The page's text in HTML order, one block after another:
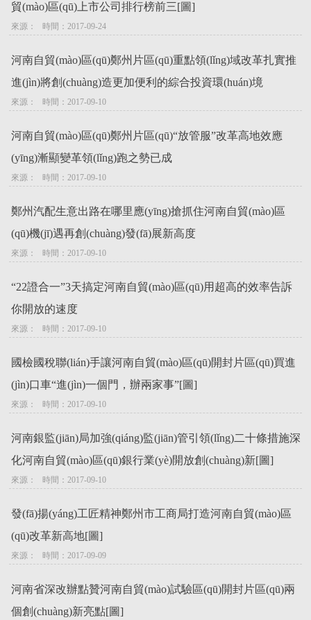
貿(mào)區(qū)上市公司排行榜前三[圖]
來源：   時間：2017-09-24
河南自貿(mào)區(qū)鄭州片區(qū)重點領(lǐng)域改革扎實推
進(jìn)將創(chuàng)造更加便利的綜合投資環(huán)境
來源：   時間：2017-09-10
河南自貿(mào)區(qū)鄭州片區(qū)“放管服”改革高地效應
(yīng)漸顯變革領(lǐng)跑之勢已成
來源：   時間：2017-09-10
鄭州汽配生意出路在哪里應(yīng)搶抓住河南自貿(mào)區
(qū)機(jī)遇再創(chuàng)發(fā)展新高度
來源：   時間：2017-09-10
“22證合一”3天搞定河南自貿(mào)區(qū)用超高的效率告訴
你開放的速度
來源：   時間：2017-09-10
國檢國稅聯(lián)手讓河南自貿(mào)區(qū)開封片區(qū)買進
(jìn)口車“進(jìn)一個門，辦兩家事”[圖]
來源：   時間：2017-09-10
河南銀監(jiān)局加強(qiáng)監(jiān)管引領(lǐng)二十條措施深
化河南自貿(mào)區(qū)銀行業(yè)開放創(chuàng)新[圖]
來源：   時間：2017-09-10
發(fā)揚(yáng)工匠精神鄭州市工商局打造河南自貿(mào)區
(qū)改革新高地[圖]
來源：   時間：2017-09-09
河南省深改辦點贊河南自貿(mào)試驗區(qū)開封片區(qū)兩
個創(chuàng)新亮點[圖]